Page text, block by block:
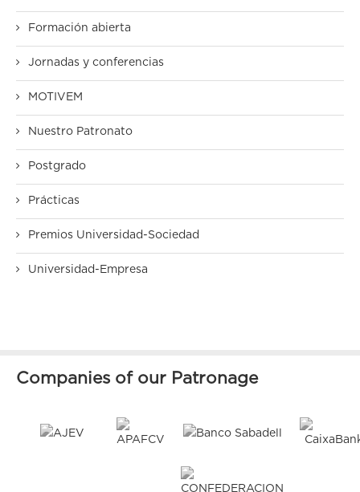
Formación abierta
Jornadas y conferencias
MOTIVEM
Nuestro Patronato
Postgrado
Prácticas
Premios Universidad-Sociedad
Universidad-Empresa
Companies of our Patronage